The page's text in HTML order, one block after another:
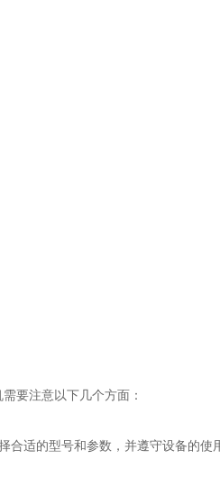
注意以下几个方面：
适的型号和参数，并遵守设备的使